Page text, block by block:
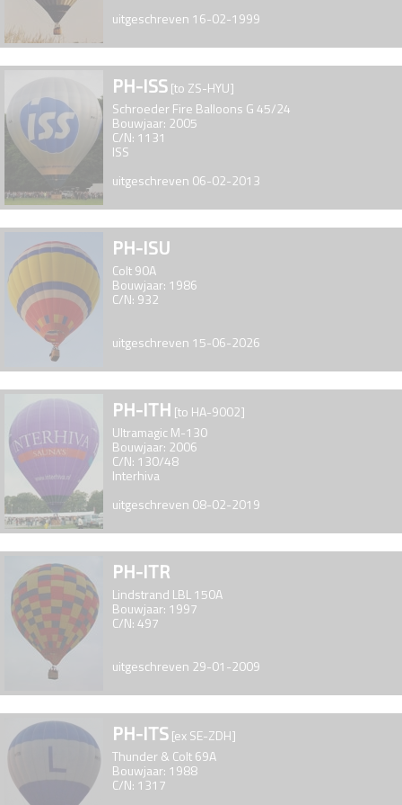
uitgeschreven 16-02-1999
PH-ISS[to ZS-HYU]
Schroeder Fire Balloons G 45/24
Bouwjaar: 2005
C/N: 1131
ISS
uitgeschreven 06-02-2013
PH-ISU
Colt 90A
Bouwjaar: 1986
C/N: 932
uitgeschreven 15-06-2026
PH-ITH [to HA-9002]
Ultramagic M-130
Bouwjaar: 2006
C/N: 130/48
Interhiva
uitgeschreven 08-02-2019
PH-ITR
Lindstrand LBL 150A
Bouwjaar: 1997
C/N: 497
uitgeschreven 29-01-2009
PH-ITS[ex SE-ZDH]
Thunder & Colt 69A
Bouwjaar: 1988
C/N: 1317